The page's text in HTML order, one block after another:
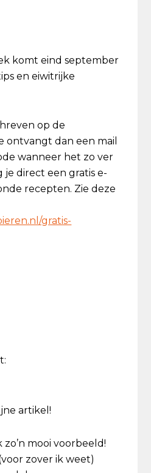
komt eind september
en eiwitrijke
op de
ontvangt dan een mail
wanneer het zo ver
je direct een gratis e-
recepten. Zie deze
gratis-
artikel!
zo’n mooi voorbeeld!
zover ik weet)